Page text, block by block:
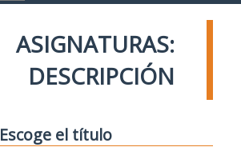
ASIGNATURAS:
DESCRIPCIÓN
Escoge el título